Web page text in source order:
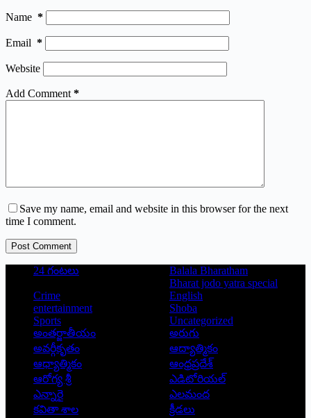
Name *
Email *
Website
Add Comment *
Save my name, email and website in this browser for the next
time I comment.
Post Comment
24 గంటలు
Balala Bharatham
Bharat jodo yatra special
Crime
English
entertainment
Shoba
Sports
Uncategorized
అంతర్జాతీయం
అరుగు
అవర్గీకృతం
ఆద్యాత్మికం
ఆధ్యాత్మికం
ఆంధ్రప్రదేశ్
ఆరోగ్య శ్రీ
ఎడిటోరియల్
ఎన్నారై
ఎలమంద
కవితా శాల
క్రీడలు